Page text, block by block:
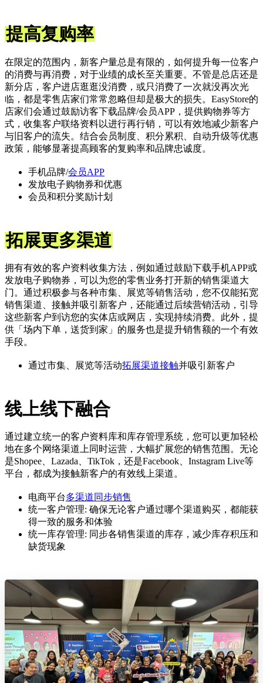
提高复购率
在限定的范围内，新客户量总是有限的，如何提升每一位客户
的消费与再消费，对于业绩的成长至关重要。不管是总店还是
新分店，客户进店逛逛没消费，或只消费了一次就没再次光
临，都是零售店家们常常忽略但却是极大的损失。EasyStore的
店家们会通过鼓励访客下载品牌/会员APP，提供购物券等方
式，收集客户联络资料以进行再行销，可以有效地减少新客户
与旧客户的流失。结合会员制度、积分累积、自动升级等优惠
政策，能够显著提高顾客的复购率和品牌忠诚度。
手机品牌/会员APP
发放电子购物券和优惠
会员和积分奖励计划
拓展更多渠道
拥有有效的客户资料收集方法，例如通过鼓励下载手机APP或
发放电子购物券，可以为您的零售业务打开新的销售渠道大
门。通过积极参与各种市集、展览等销售活动，您不仅能拓宽
销售渠道、接触并吸引新客户，还能通过后续营销活动，引导
这些新客户到访您的实体店或网店，实现持续消费。此外，提
供「场内下单，送货到家」的服务也是提升销售额的一个有效
手段。
通过市集、展览等活动拓展渠道接触并吸引新客户
线上线下融合
通过建立统一的客户资料库和库存管理系统，您可以更加轻松
地在多个网络渠道上同时运营，大幅扩展您的销售范围。无论
是Shopee、Lazada、TikTok，还是Facebook、Instagram Live等
平台，都成为接触新客户的有效线上渠道。
电商平台多渠道同步销售
统一客户管理: 确保无论客户通过哪个渠道购买，都能获
得一致的服务和体验
统一库存管理: 同步各销售渠道的库存，减少库存积压和
缺货现象